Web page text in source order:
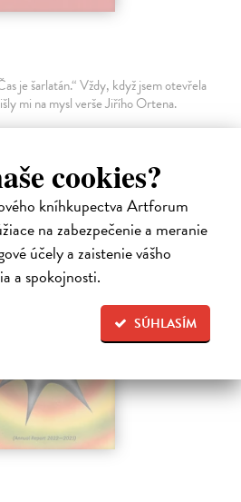
cookies?
kníhkupectva Artforum
na zabezpečenie a meranie
účely a zaistenie vášho
a spokojnosti.
SÚHLASÍM
je šarlatán.“ Vždy, když jsem otevřela
mi na mysl verše Jiřího Ortena.